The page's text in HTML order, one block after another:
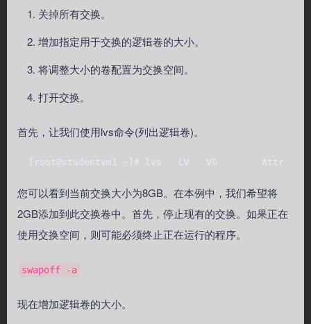
关掉所有交换。
增加指定用于交换的逻辑卷的大小。
将调整大小的卷配置为交换空间。
打开交换。
首先，让我们使用lvs命令(列出逻辑卷)。
[root@studentvm1 ~]# lvs   LV   VG        Attr
您可以看到当前交换大小为8GB。在本例中，我们希望将
2GB添加到此交换卷中。首先，停止现有的交换。如果正在
使用交换空间，则可能必须终止正在运行的程序。
swapoff -a
现在增加逻辑卷的大小。